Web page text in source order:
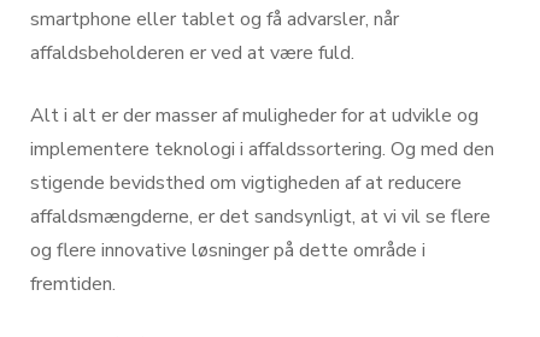
smartphone eller tablet og få advarsler, når
affaldsbeholderen er ved at være fuld.
Alt i alt er der masser af muligheder for at udvikle og
implementere teknologi i affaldssortering. Og med den
stigende bevidsthed om vigtigheden af at reducere
affaldsmængderne, er det sandsynligt, at vi vil se flere
og flere innovative løsninger på dette område i
fremtiden.